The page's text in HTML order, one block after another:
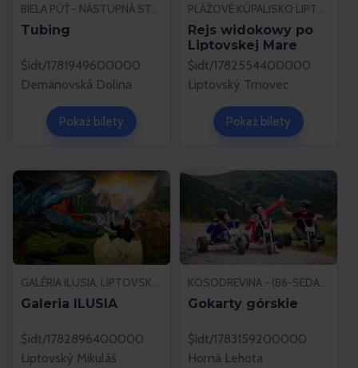
BIELA PÚŤ - NÁSTUPNÁ STANICA LANOVKY, DEMÄNOVSKÁ DOLINA
Tubing
$idt/1781949600000
Demänovská Dolina
Pokaż bilety
PLÁŽOVÉ KÚPALISKO LIPTOVSKÝ TRNOVEC, LIPTOVSKÝ TRNOVEC
Rejs widokowy po
Liptovskej Mare
$idt/1782554400000
Liptovský Trnovec
Pokaż bilety
GALÉRIA ILUSIA, LIPTOVSKÝ MIKULÁŠ
Galeria ILUSIA
$idt/1782896400000
Liptovský Mikuláš
KOSODREVINA - (B6-SEDAČKA), HORNÁ LEHOTA
Gokarty górskie
$idt/1783159200000
Horná Lehota